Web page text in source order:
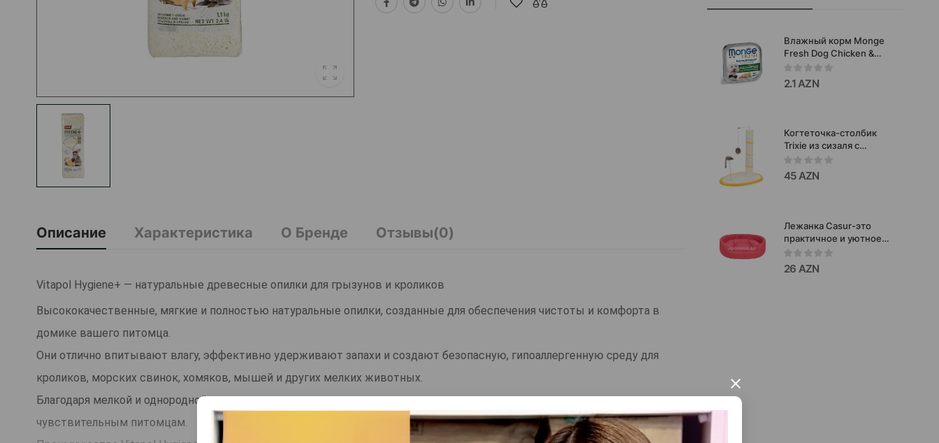
×
Описание Характеристика О Бренде Отзывы(0)
Vitapol Hygiene+ — натуральные древесные опилки для грызунов и кроликов
Высококачественные, мягкие и полностью натуральные опилки, созданные для обеспечения чистоты и комфорта в
домике вашего питомца.
Они отлично впитывают влагу, эффективно удерживают запахи и создают безопасную, гипоаллергенную среду для
кроликов, морских свинок, хомяков, мышей и других мелких животных.
Благодаря мелкой и однородной структуре подстилка легко распределяется по клетке, не пылит и подходит даже самым
чувствительным питомцам.
Влажный корм Monge
Fresh Dog Chicken &
Vegetables паштет для
взрослых собак со
вкусом нежной курицы
2.1 AZN
Когтеточка-столбик
Trixie из сизаля с
игрушками. Цвет:
Бежевый/Желтый.
Высота: 50 см.
45 AZN
Лежанка Casur-это
практичное и уютное
место для отдыха
55x41xh15см.#4020014
26 AZN